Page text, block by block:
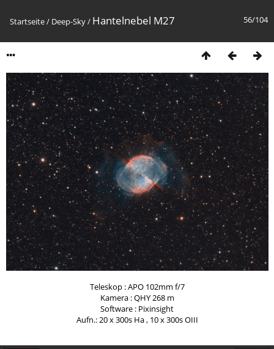
56/104
Startseite/ Deep-Sky/ Hantelnebel M27
Teleskop : APO 102mm f/7
Kamera : QHY 268 m
Software : Pixinsight
Aufn.: 20 x 300s Ha , 10 x 300s OIII